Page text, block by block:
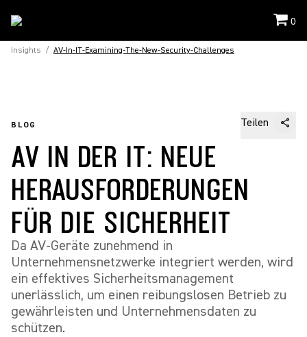
0
Insights / AV-In-IT-Examining-The-New-Security-Challenges
BLOG Teilen
AV IN DER IT: NEUE
HERAUSFORDERUNGEN
FÜR DIE SICHERHEIT
Da AV-Geräte zunehmend in
Unternehmensnetzwerke integriert werden, wird
ein effektives Sicherheitsmanagement
unerlässlich, um einen reibungslosen Betrieb zu
gewährleisten und Unternehmensdaten zu
schützen.